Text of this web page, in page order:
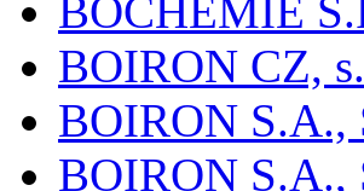
BOCHEMIE
BOIRON CZ,
BOIRON
BOIRON